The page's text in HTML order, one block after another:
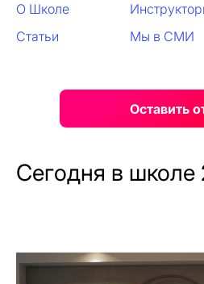
О Школе
Статьи
Мы в СМИ
Оставить
Сегодня в школе